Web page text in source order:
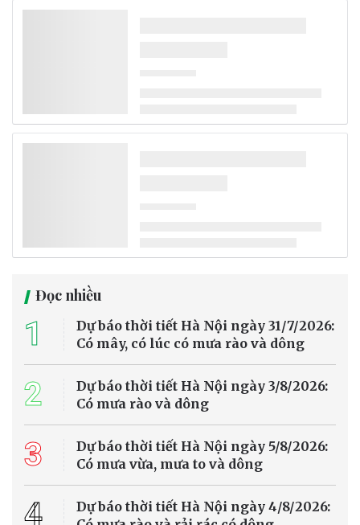
Bộ Chính trị quyết định phân công, kiện toàn Ban Chỉ đạo Trung
ương về phát triển khoa học, công nghệ, đổi mới sáng tạo và
chuyển đổi số gồm 31 đồng chí, trong đó Thủ tướng Lê Minh Hưng
làm Trưởng Ban.
Tin trong nước
nước vì nắng nóng cực đoan